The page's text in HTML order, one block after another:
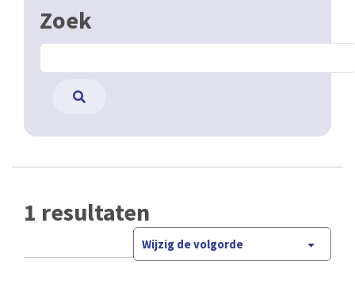
Zoek
1 resultaten
Wijzig de volgorde